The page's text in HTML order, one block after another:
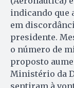
indicando que
em
presidente.
o número de
proposto
Ministério da
sentiram à